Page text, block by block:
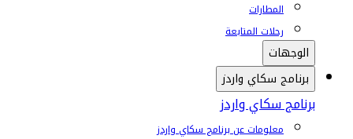
المطارات
رحلات المتابعة
الوجهات
برنامج سكاي واردز
برنامج سكاي واردز
معلومات عن برنامج سكاي واردز